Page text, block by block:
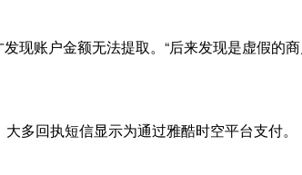
现账户金额无法提取。“后来发现是虚假的商
多回执短信显示为通过雅酷时空平台支付。